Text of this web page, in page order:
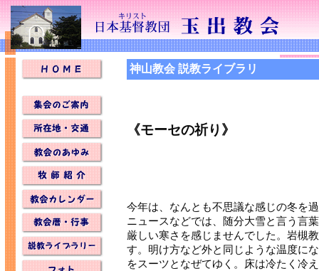
神山教会 説教ライブラリ
《モーセの祈り》
今年は、なんとも不思議な感じの冬を
ニュースなどでは、随分大雪と言う言
厳しい寒さを感じませんでした。岩槻
す。明け方など外と同じような温度に
をスーツとなぜてゆく。床は冷たく冷